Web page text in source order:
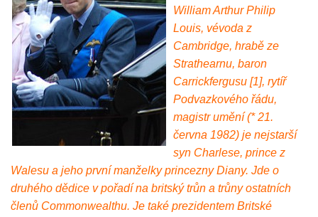
William Arthur Philip
Louis, vévoda z
Cambridge, hrabě ze
Strathearnu, baron
Carrickfergusu [1], rytíř
Podvazkového řádu,
magistr umění (* 21.
června 1982) je nejstarší
syn Charlese, prince z
Walesu a jeho první manželky princezny Diany. Jde o
druhého dědice v pořadí na britský trůn a trůny ostatních
členů Commonwealthu. Je také prezidentem Britské